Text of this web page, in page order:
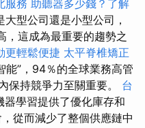
服務 助聽器多少錢？了解
大型公司還是小型公司，
這成為最重要的趨勢之
更輕鬆便捷 太平脊椎矯正
能”，94％的全球業務高管
保持競爭力至關重要。 台
器學習提供了優化庫存和
從而減少了整個供應鏈中